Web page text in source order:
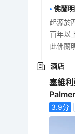
佛蘭
起源於
百年以
此佛蘭
酒店
塞維
3.9分